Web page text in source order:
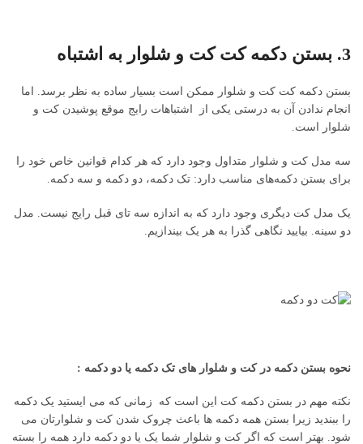
3. بستن دکمه کت کت و شلوار به اشتباه
بستن دکمه کت کت و شلوار ممکن است بسیار ساده به نظر برسد. اما
انجام ندادن آن به درستی یکی از اشتباهات رایج موقع پوشیدن کت و
شلوار است.
سه مدل کت و شلوار متداول وجود دارد که هر کدام قوانین خاص خود را
برای بستن دکمه‌های مناسب دارد: تک دکمه، دو دکمه و سه دکمه.
یک مدل کت دیگری وجود دارد که به اندازه سه تای قبل رایج نیست. مدل
دو سینه. بیایید نگاهی گذرا به هر یک بیندازیم.
نحوه بستن دکمه در کت و شلوار های تک دکمه یا دو دکمه :
نکته مهم در بستن دکمه کت این است که زمانی که می ایستید یک دکمه
را ببندید زیرا بستن همه دکمه ها باعث چروک شدن کت و شلوارتان می
شود. بهتر است که اگر کت و شلوار شما یک یا دو دکمه دارد همه را بسته